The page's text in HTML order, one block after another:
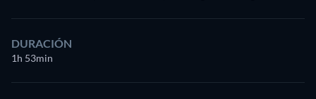
DURACIÓN
1h 53min